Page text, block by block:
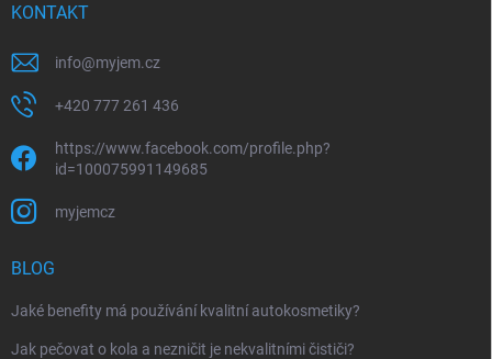
KONTAKT
info@myjem.cz
+420 777 261 436
https://www.facebook.com/profile.php?
id=100075991149685
myjemcz
BLOG
Jaké benefity má používání kvalitní autokosmetiky?
Jak pečovat o kola a nezničit je nekvalitními čističi?